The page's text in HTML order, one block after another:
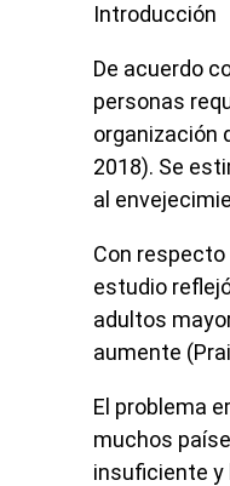
Introducción
De acuerdo
personas
organización
2018). Se
al
Con respecto
estudio
adultos
aumente
El problema
muchos
insuficiente y